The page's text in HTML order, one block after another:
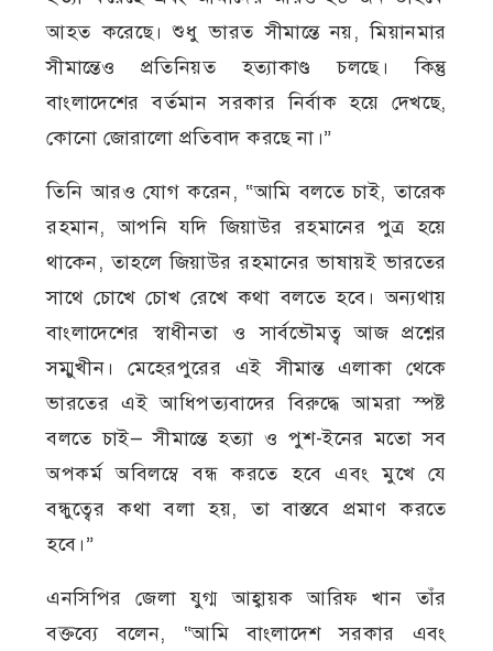
আহত করেছে। শুধু ভারত সীমান্তে নয়, মিয়ানমার
সীমান্তেও প্রতিনিয়ত হত্যাকাণ্ড চলছে। কিন্তু
বাংলাদেশের বর্তমান সরকার নির্বাক হয়ে দেখছে,
কোনো জোরালো প্রতিবাদ করছে না।”
তিনি আরও যোগ করেন, “আমি বলতে চাই, তারেক
রহমান, আপনি যদি জিয়াউর রহমানের পুত্র হয়ে
থাকেন, তাহলে জিয়াউর রহমানের ভাষায়ই ভারতের
সাথে চোখে চোখ রেখে কথা বলতে হবে। অন্যথায়
বাংলাদেশের স্বাধীনতা ও সার্বভৌমত্ব আজ প্রশ্নের
সম্মুখীন। মেহেরপুরের এই সীমান্ত এলাকা থেকে
ভারতের এই আধিপত্যবাদের বিরুদ্ধে আমরা স্পষ্ট
বলতে চাই— সীমান্তে হত্যা ও পুশ-ইনের মতো সব
অপকর্ম অবিলম্বে বন্ধ করতে হবে এবং মুখে যে
বন্ধুত্বের কথা বলা হয়, তা বাস্তবে প্রমাণ করতে
হবে।”
এনসিপির জেলা যুগ্ম আহ্বায়ক আরিফ খান তাঁর
বক্তব্যে বলেন, “আমি বাংলাদেশ সরকার এবং